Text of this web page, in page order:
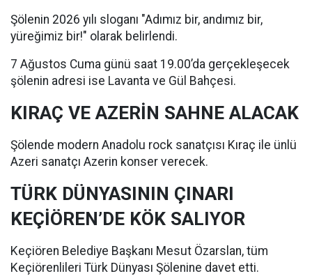
Şölenin 2026 yılı sloganı "Adımız bir, andımız bir,
yüreğimiz bir!" olarak belirlendi.
7 Ağustos Cuma günü saat 19.00’da gerçekleşecek
şölenin adresi ise Lavanta ve Gül Bahçesi.
KIRAÇ VE AZERİN SAHNE ALACAK
Şölende modern Anadolu rock sanatçısı Kıraç ile ünlü
Azeri sanatçı Azerin konser verecek.
TÜRK DÜNYASININ ÇINARI
KEÇİÖREN’DE KÖK SALIYOR
Keçiören Belediye Başkanı Mesut Özarslan, tüm
Keçiörenlileri Türk Dünyası Şölenine davet etti.